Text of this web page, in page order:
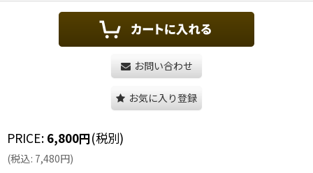
お問い合わせ
お気に入り登録
PRICE: 6,800円(税別)
(税込: 7,480円)